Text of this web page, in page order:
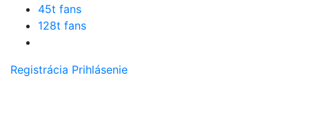
45t fans
128t fans
Registrácia Prihlásenie